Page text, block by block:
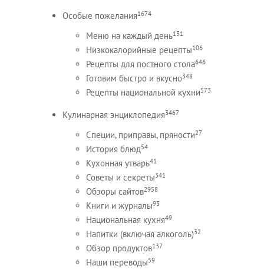
Особые пожелания1674
Меню на каждый день131
Низкокалорийные рецепты106
Рецепты для постного стола646
Готовим быстро и вкусно348
Рецепты национальной кухни573
Кулинарная энциклопедия3467
Специи, приправы, пряности27
История блюд54
Кухонная утварь41
Советы и секреты341
Обзоры сайтов2958
Книги и журналы93
Национальная кухня49
Напитки (включая алкоголь)32
Обзор продуктов137
Наши переводы59